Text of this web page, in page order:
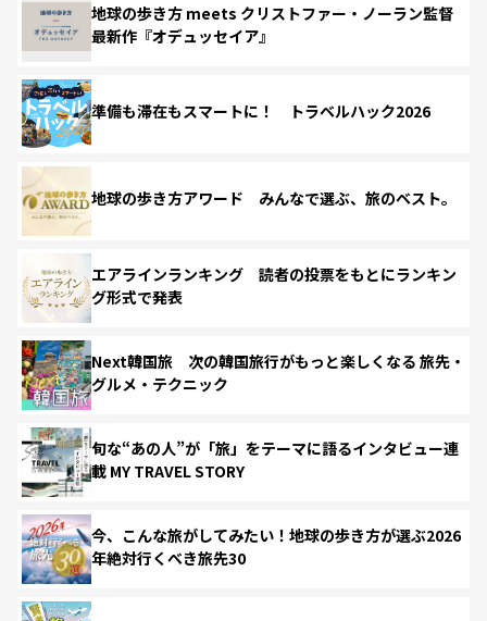
地球の歩き方 meets クリストファー・ノーラン監督
最新作『オデュッセイア』
準備も滞在もスマートに！ トラベルハック2026
地球の歩き方アワード みんなで選ぶ、旅のベスト。
エアラインランキング 読者の投票をもとにランキン
グ形式で発表
Next韓国旅 次の韓国旅行がもっと楽しくなる 旅先・
グルメ・テクニック
旬な“あの人”が「旅」をテーマに語るインタビュー連
載 MY TRAVEL STORY
今、こんな旅がしてみたい！地球の歩き方が選ぶ2026
年絶対行くべき旅先30